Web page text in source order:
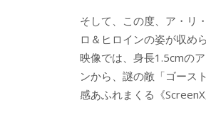
そして、この度、ア・リ
ロ＆ヒロインの姿が収め
映像では、身長1.5cmの
ンから、謎の敵「ゴース
感あふれまくる《